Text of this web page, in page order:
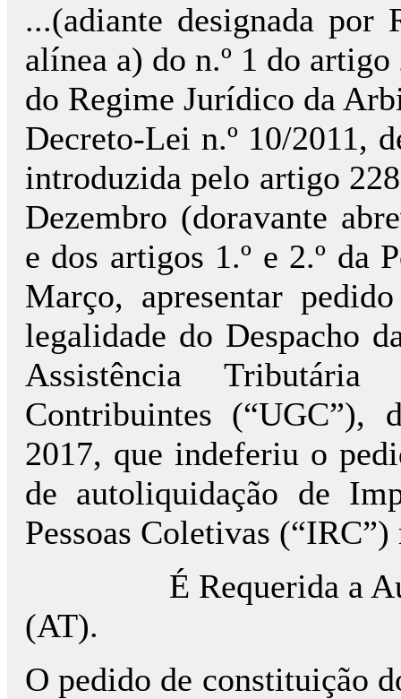
...(adiante designada por
alínea a) do n.º 1 do artigo
do Regime Jurídico da
Decreto-Lei n.º 10/2011,
introduzida pelo artigo
Dezembro (doravante
e dos artigos 1.º e 2.º da
Março, apresentar
legalidade do Despacho
Assistência
Contribuintes (“UGC”),
2017, que indeferiu o
de autoliquidação de
Pessoas Coletivas
É Requerida a
(AT).
O pedido de constituição